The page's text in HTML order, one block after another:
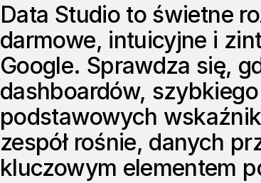
Data Studio to świetne
darmowe, intuicyjne i
Google. Sprawdza się,
dashboardów,
podstawowych
zespół rośnie, danych
kluczowym elementem